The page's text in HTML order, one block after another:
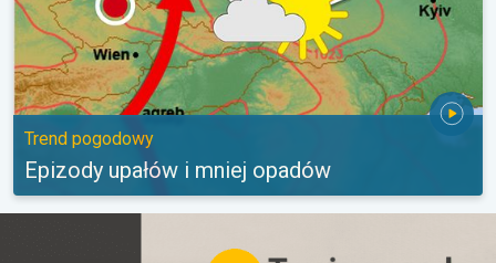
Trend pogodowy
Epizody upałów i mniej opadów